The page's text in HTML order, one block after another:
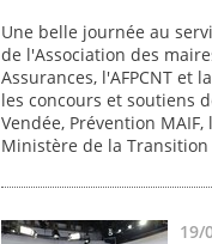
Une belle journée au
de l'Association des
Assurances, l'AFPCNT et
les concours et soutiens
Vendée, Prévention
Ministère de la
19/